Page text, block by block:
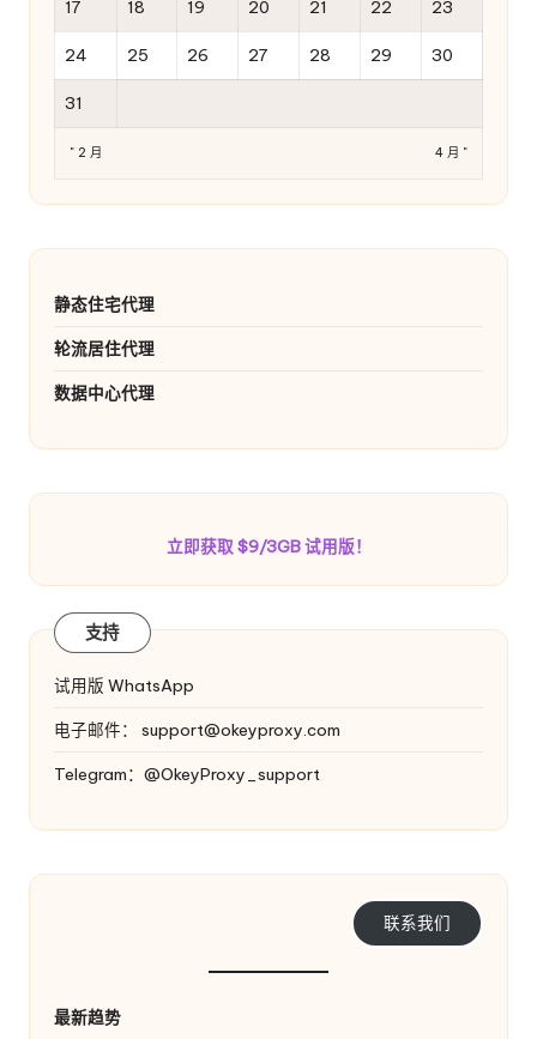
17 18 19 20 21 22 23
24 25 26 27 28 29 30
31
" 2 月 4 月 "
静态住宅代理
轮流居住代理
数据中心代理
立即获取 $9/3GB 试用版！
支持
试用版 WhatsApp
电子邮件： support@okeyproxy.com
Telegram：@OkeyProxy_support
联系我们
最新趋势